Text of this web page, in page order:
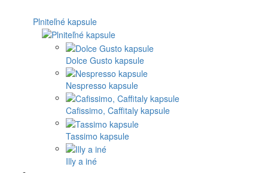
Plniteľné kapsule
Dolce Gusto kapsule
Nespresso kapsule
Cafissimo, Caffitaly kapsule
Tassimo kapsule
Illy a iné